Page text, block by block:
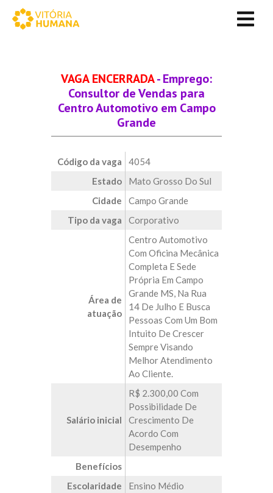
VAGA ENCERRADA- Emprego:
Consultor de Vendas para
Centro Automotivo em Campo
Grande
Código da vaga
4054
Estado
Mato Grosso Do Sul
Cidade
Campo Grande
Tipo da vaga
Corporativo
Área de
atuação
Centro Automotivo
Com Oficina Mecânica
Completa E Sede
Própria Em Campo
Grande MS, Na Rua
14 De Julho E Busca
Pessoas Com Um Bom
Intuito De Crescer
Sempre Visando
Melhor Atendimento
Ao Cliente.
Salário inicial
R$ 2.300,00 Com
Possibilidade De
Crescimento De
Acordo Com
Desempenho
Benefícios
Escolaridade
Ensino Médio